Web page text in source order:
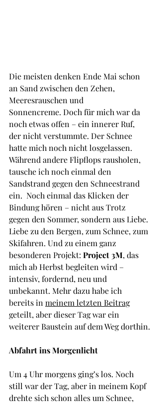
Die meisten denken Ende Mai schon
an Sand zwischen den Zehen,
Meeresrauschen und
Sonnencreme. Doch für mich war da
noch etwas offen – ein innerer Ruf,
der nicht verstummte. Der Schnee
hatte mich noch nicht losgelassen.
Während andere Flipflops rausholen,
tausche ich noch einmal den
Sandstrand gegen den Schneestrand
ein.  Noch einmal das Klicken der
Bindung hören – nicht aus Trotz
gegen den Sommer, sondern aus Liebe.
Liebe zu den Bergen, zum Schnee, zum
Skifahren. Und zu einem ganz
besonderen Projekt: Project 3M, das
mich ab Herbst begleiten wird –
intensiv, fordernd, neu und
unbekannt. Mehr dazu habe ich
bereits in meinem letzten Beitrag
geteilt, aber dieser Tag war ein
weiterer Baustein auf dem Weg dorthin.
Abfahrt ins Morgenlicht
Um 4 Uhr morgens ging’s los. Noch
still war der Tag, aber in meinem Kopf
drehte sich schon alles um Schnee,